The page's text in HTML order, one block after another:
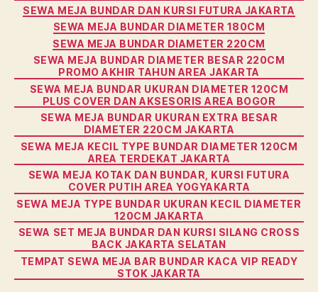
SEWA MEJA BUNDAR DAN KURSI FUTURA JAKARTA
SEWA MEJA BUNDAR DIAMETER 180CM
SEWA MEJA BUNDAR DIAMETER 220CM
SEWA MEJA BUNDAR DIAMETER BESAR 220CM
PROMO AKHIR TAHUN AREA JAKARTA
SEWA MEJA BUNDAR UKURAN DIAMETER 120CM
PLUS COVER DAN AKSESORIS AREA BOGOR
SEWA MEJA BUNDAR UKURAN EXTRA BESAR
DIAMETER 220CM JAKARTA
SEWA MEJA KECIL TYPE BUNDAR DIAMETER 120CM
AREA TERDEKAT JAKARTA
SEWA MEJA KOTAK DAN BUNDAR, KURSI FUTURA
COVER PUTIH AREA YOGYAKARTA
SEWA MEJA TYPE BUNDAR UKURAN KECIL DIAMETER
120CM JAKARTA
SEWA SET MEJA BUNDAR DAN KURSI SILANG CROSS
BACK JAKARTA SELATAN
TEMPAT SEWA MEJA BAR BUNDAR KACA VIP READY
STOK JAKARTA